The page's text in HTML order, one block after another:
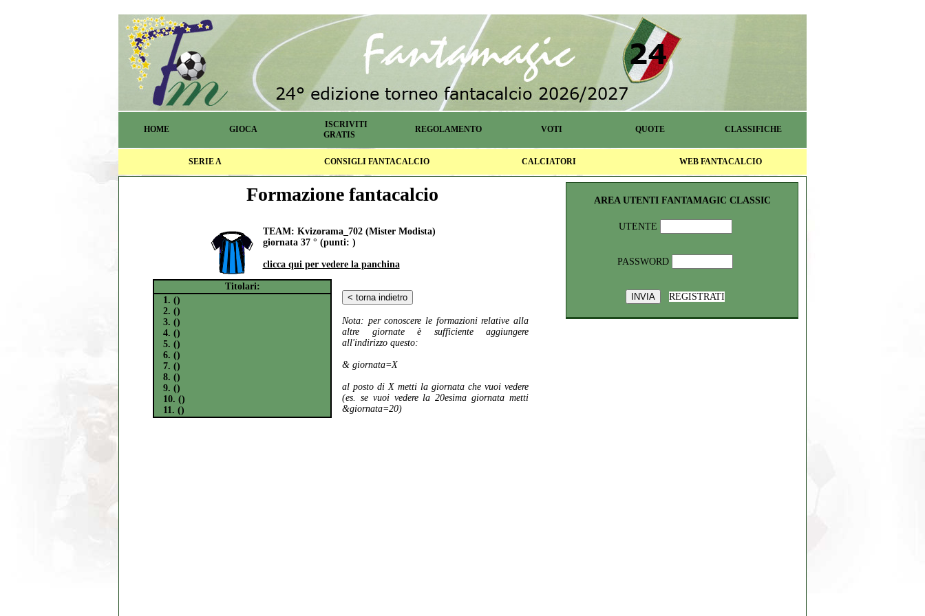
HOME GIOCA
ISCRIVITI
GRATIS
REGOLAMENTO VOTI QUOTE CLASSIFICHE
SERIE A CONSIGLI FANTACALCIO CALCIATORI WEB FANTACALCIO
Formazione fantacalcio
TEAM: Kvizorama_702 (Mister Modista)
giornata 37 ° (punti: )
clicca qui per vedere la panchina
Titolari:
1. ()
2. ()
3. ()
4. ()
5. ()
6. ()
7. ()
8. ()
9. ()
10. ()
11. ()
Nota: per conoscere le formazioni relative alla
altre giornate è sufficiente aggiungere
all'indirizzo questo:
& giornata=X
al posto di X metti la giornata che vuoi vedere
(es. se vuoi vedere la 20esima giornata metti
&giornata=20)
AREA UTENTI FANTAMAGIC CLASSIC
UTENTE
PASSWORD
REGISTRATI